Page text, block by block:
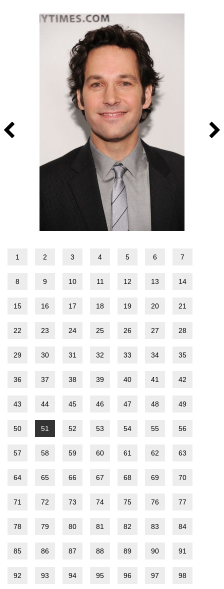
1 2 3 4 5 6 7
8 9 10 11 12 13 14
15 16 17 18 19 20 21
22 23 24 25 26 27 28
29 30 31 32 33 34 35
36 37 38 39 40 41 42
43 44 45 46 47 48 49
50 51 52 53 54 55 56
57 58 59 60 61 62 63
64 65 66 67 68 69 70
71 72 73 74 75 76 77
78 79 80 81 82 83 84
85 86 87 88 89 90 91
92 93 94 95 96 97 98